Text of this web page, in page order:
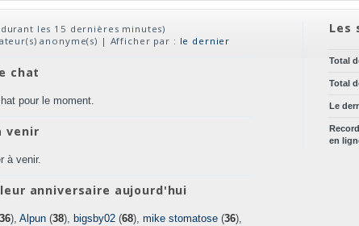
Les
Total
Total
Le
en
les 15 dernières minutes)
anonyme(s) | Afficher par : le dernier
chat
pour le moment.
venir
à venir.
anniversaire aujourd'hui
36), Alpun (38), bigsby02 (68), mike stomatose (36),